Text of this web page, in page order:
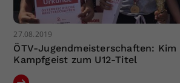
27.08.2019
ÖTV-Jugendmeisterschaften:
Kampfgeist zum U12-Titel